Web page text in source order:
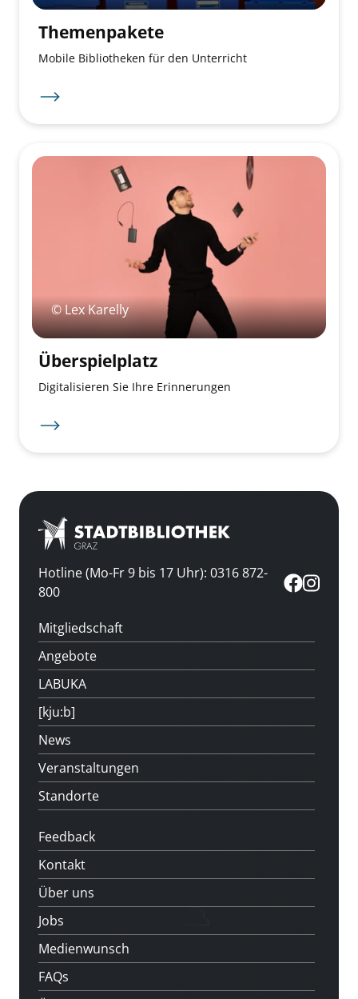
Themenpakete
Mobile Bibliotheken für den Unterricht
© Lex Karelly
Überspielplatz
Digitalisieren Sie Ihre Erinnerungen
Hotline (Mo-Fr 9 bis 17 Uhr): 0316 872-
800
Mitgliedschaft
Angebote
LABUKA
[kju:b]
News
Veranstaltungen
Standorte
Feedback
Kontakt
Über uns
Jobs
Medienwunsch
FAQs